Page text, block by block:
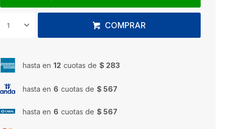
1 COMPRAR
hasta en 12 cuotas de $ 283
hasta en 6 cuotas de $ 567
hasta en 6 cuotas de $ 567